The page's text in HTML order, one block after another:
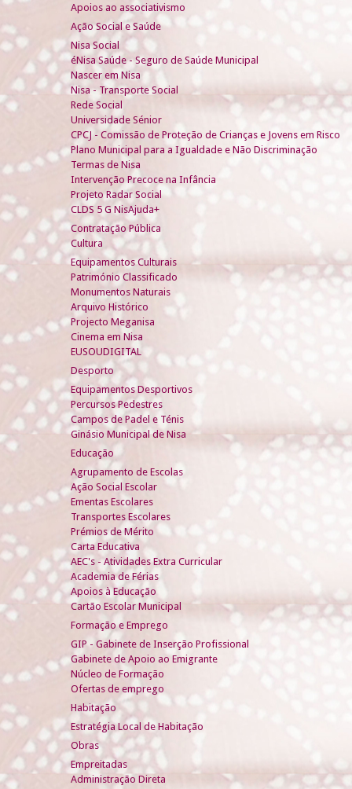
Apoios ao associativismo
Ação Social e Saúde
Nisa Social
éNisa Saúde - Seguro de Saúde Municipal
Nascer em Nisa
Nisa - Transporte Social
Rede Social
Universidade Sénior
CPCJ - Comissão de Proteção de Crianças e Jovens em Risco
Plano Municipal para a Igualdade e Não Discriminação
Termas de Nisa
Intervenção Precoce na Infância
Projeto Radar Social
CLDS 5 G NisAjuda+
Contratação Pública
Cultura
Equipamentos Culturais
Património Classificado
Monumentos Naturais
Arquivo Histórico
Projecto Meganisa
Cinema em Nisa
EUSOUDIGITAL
Desporto
Equipamentos Desportivos
Percursos Pedestres
Campos de Padel e Ténis
Ginásio Municipal de Nisa
Educação
Agrupamento de Escolas
Ação Social Escolar
Ementas Escolares
Transportes Escolares
Prémios de Mérito
Carta Educativa
AEC's - Atividades Extra Curricular
Academia de Férias
Apoios à Educação
Cartão Escolar Municipal
Formação e Emprego
GIP - Gabinete de Inserção Profissional
Gabinete de Apoio ao Emigrante
Núcleo de Formação
Ofertas de emprego
Habitação
Estratégia Local de Habitação
Obras
Empreitadas
Administração Direta